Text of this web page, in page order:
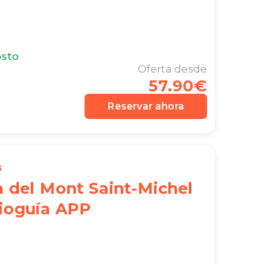
Oferta desde
57.90€
Reservar ahora
del Mont Saint-Michel
APP